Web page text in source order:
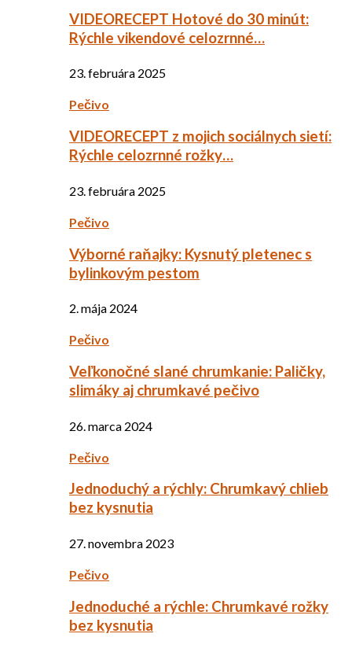
VIDEORECEPT Hotové do 30 minút:
Rýchle vikendové celozrnné…
23. februára 2025
Pečivo
VIDEORECEPT z mojich sociálnych sietí:
Rýchle celozrnné rožky…
23. februára 2025
Pečivo
Výborné raňajky: Kysnutý pletenec s
bylinkovým pestom
2. mája 2024
Pečivo
Veľkonočné slané chrumkanie: Paličky,
slimáky aj chrumkavé pečivo
26. marca 2024
Pečivo
Jednoduchý a rýchly: Chrumkavý chlieb
bez kysnutia
27. novembra 2023
Pečivo
Jednoduché a rýchle: Chrumkavé rožky
bez kysnutia